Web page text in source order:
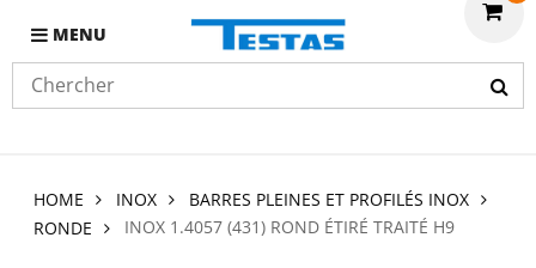
MENU
HOME INOX
BARRES PLEINES ET PROFILÉS INOX
RONDE
INOX 1.4057 (431) ROND ÉTIRÉ TRAITÉ H9